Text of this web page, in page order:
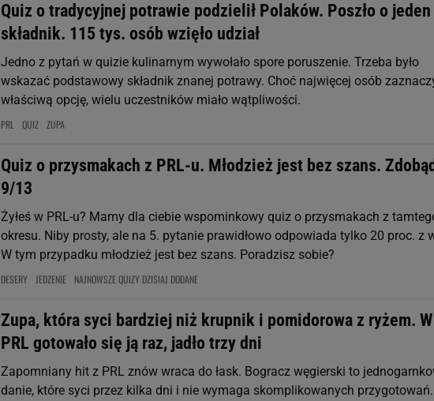
Quiz o tradycyjnej potrawie podzielił Polaków. Poszło o jeden
składnik. 115 tys. osób wzięło udział
Jedno z pytań w quizie kulinarnym wywołało spore poruszenie. Trzeba było
wskazać podstawowy składnik znanej potrawy. Choć najwięcej osób
właściwą opcję, wielu uczestników miało wątpliwości.
PRL QUIZ ZUPA
Quiz o przysmakach z PRL-u. Młodzież jest bez szans.
9/13
Żyłeś w PRL-u? Mamy dla ciebie wspominkowy quiz o przysmakach z
okresu. Niby prosty, ale na 5. pytanie prawidłowo odpowiada tylko 20 proc. z
W tym przypadku młodzież jest bez szans. Poradzisz sobie?
DESERY JEDZENIE NAJNOWSZE QUIZY DZISIAJ DODANE
Zupa, która syci bardziej niż krupnik i pomidorowa z ryżem. W
PRL gotowało się ją raz, jadło trzy dni
Zapomniany hit z PRL znów wraca do łask. Bogracz węgierski to
danie, które syci przez kilka dni i nie wymaga skomplikowanych przygotowań.